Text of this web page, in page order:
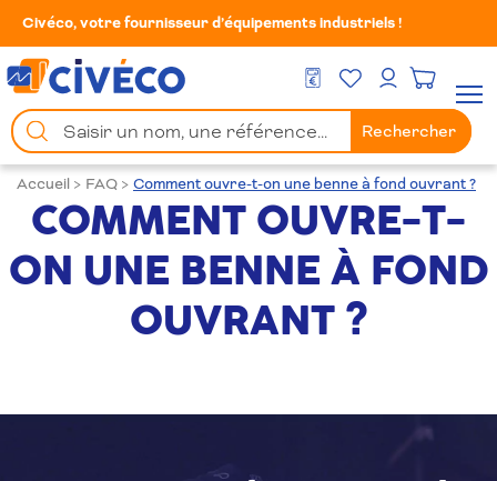
Civéco, votre fournisseur d’équipements industriels !
DEVIS GRATUIT
Mes FavorisMon compte
Chercher
un
produit
Rechercher
Accueil > FAQ > Comment ouvre-t-on une benne à fond ouvrant ?
COMMENT OUVRE-T-
ON UNE BENNE À FOND
OUVRANT ?